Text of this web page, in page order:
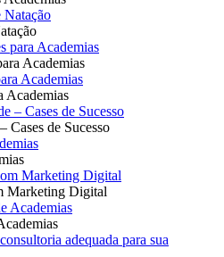
Academias
Academias
Cases de Sucesso
Marketing Digital